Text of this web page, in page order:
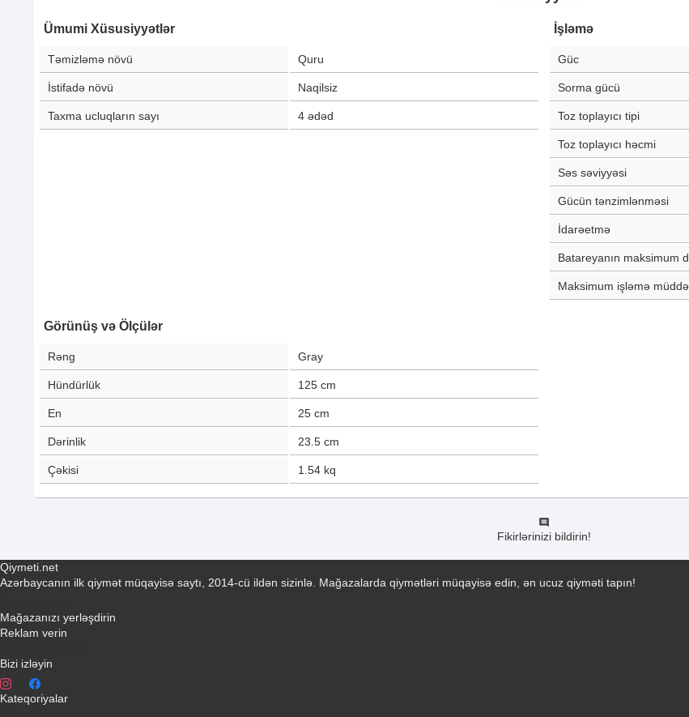
Ümumi Xüsusiyyətlər
Təmizləmə növü Quru
İstifadə növü Naqilsiz
Taxma ucluqların sayı 4 ədəd
İşləmə
Güc
Sorma gücü
Toz toplayıcı tipi
Toz toplayıcı həcmi
Səs səviyyəsi
Gücün tənzimlənməsi
İdarəetmə
Batareyanın maksimum
Maksimum işləmə
Görünüş və Ölçülər
Rəng Gray
Hündürlük 125 cm
En 25 cm
Dərinlik 23.5 cm
Çəkisi 1.54 kq
Fikirlərinizi bildirin!
Qiymeti.net
Azərbaycanın ilk qiymət müqayisə saytı, 2014-cü ildən sizinlə. Mağazalarda qiymətləri müqayisə edin, ən ucuz qiyməti tapın!
Mağazanızı yerləşdirin
Reklam verin
Bizi izləyin
Kateqoriyalar